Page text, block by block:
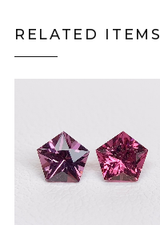
RELATED ITEMS